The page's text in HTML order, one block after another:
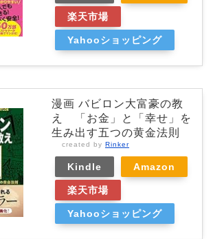
楽天市場
Yahooショッピング
漫画 バビロン大富豪の教
え 「お金」と「幸せ」を
生み出す五つの黄金法則
created by Rinker
Kindle Amazon
楽天市場
Yahooショッピング